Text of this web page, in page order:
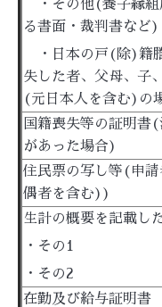
・その他(養子縁組
る書面・裁判書など)
・日本の戸(除)籍
失した者、父母、子
(元日本人を含む)の
国籍喪失等の証明書
があった場合)
住民票の写し等(申
偶者を含む))
生計の概要を記載し
・その1
・その2
在勤及び給与証明書